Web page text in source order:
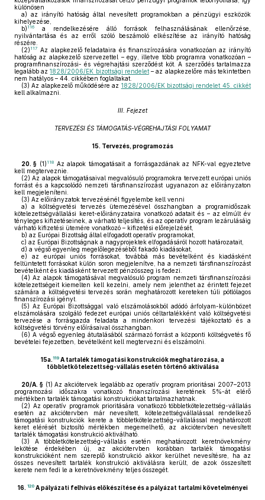
különösen
a) az irányító hatóság által nevesített programokban a pénzügyi eszközök
kihelyezése,
b) 116
a rendelkezésére álló források felhasználásának ellenőrzése,
nyilvántartása és az erről szóló beszámoló elkészítése az irányító hatóság
részére.
(2) 117 Az alapkezelő feladataira és finanszírozására vonatkozóan az irányító
hatóság az alapkezelő szervezettel – egy, illetve több programra vonatkozóan –
programfinanszírozási- és végrehajtási szerződést köt. A szerződés tartalmazza
legalább az1828/2006/EK bizottsági rendelet– az alapkezelőre más tekintetben
nem hatályos – 44. cikkében foglaltakat.
(3) Az alapkezelő működésére az 1828/2006/EK bizottsági rendelet 45. cikkét
kell alkalmazni.
III. Fejezet
TERVEZÉSI ÉS TÁMOGATÁS-VÉGREHAJTÁSI FOLYAMAT
15. Tervezés, programozás
20. § (1) 118Az alapok támogatásait a forrásgazdának az NFK-val egyeztetve
kell megterveznie.
(2) Az alapok támogatásaival megvalósuló programokra tervezett európai uniós
forrást és a kapcsolódó nemzeti társfinanszírozást ugyanazon az előirányzaton
kell megjeleníteni.
(3) Az előirányzatok tervezésénél figyelembe kell venni
a) a költségvetési tervezés ütemezésével összhangban a programidőszak
kötelezettségvállalási keret-előirányzataira vonatkozó adatait és – az elmúlt év
tényleges kifizetéseinek, a várható teljesítés, és az operatív program lezárulásáig
várható kifizetési ütemére vonatkozó – kifizetési előrejelzését,
b) az Európai Bizottság által elfogadott operatív programokat,
c) az Európai Bizottságnak a nagyprojektek elfogadásáról hozott határozatait,
d) a végső egyenleg megelőlegezéséből fakadó kiadásokat,
e) az európai uniós forrásokat, továbbá más bevételként és kiadásként
feltüntetett forrásokat külön soron megjelenítve, ha a nemzeti társfinanszírozást
bevételként és kiadásként tervezett pénzösszeg is fedezi.
(4) Az alapok támogatásával megvalósuló program nemzeti társfinanszírozási
kötelezettségeit kiemelten kell kezelni, amely nem jelenthet az érintett fejezet
számára a költségvetési tervezés során meghatározott kereteken túli pótlólagos
finanszírozási igényt.
(5) Az Európai Bizottsággal való elszámolásokból adódó árfolyam-különbözet
elszámolására szolgáló fedezet európai uniós céltartalékként való költségvetési
tervezése a forrásgazda feladata a mindenkori tervezési tájékoztató és a
költségvetési törvény előírásaival összhangban.
(6) A végső egyenleg átutalásából származó forrást a központi költségvetés fő
bevételei fejezetben, bevételként kell megtervezni és elszámolni.
15a.119 A tartalék támogatási konstrukciók meghatározása, a
többletkötelezettség-vállalás esetén történő aktiválása
20/A. § (1) Az akciótervek legalább az operatív program prioritásai 2007–2013
programozási időszakra vonatkozó finanszírozási keretének 5%-át elérő
mértékben tartalék támogatási konstrukciókat tartalmazhatnak.
(2) Az operatív programok prioritására vonatkozó többletkötelezettség-vállalás
esetén az akciótervben már nevesített, kötelezettségvállalással rendelkező
támogatási konstrukciók kerete a többletkötelezettség-vállalással meghatározott
keret elérését biztosító mértékben megemelhető, az akciótervben nevesített
tartalék támogatási konstrukció aktiválható.
(3) A többletkötelezettség-vállalás esetén meghatározott keretnövekmény
lekötése érdekében új, az akciótervben korábban tartalék támogatási
konstrukcióként nem szereplő konstrukció akkor kerülhet nevesítésre, ha az
összes nevesített tartalék konstrukció aktiválásra került, de azok összesített
kerete nem fedi le a keretnövekmény teljes összegét.
16. 120A pályázati felhívás előkészítése és a pályázat tartalmi követelményei